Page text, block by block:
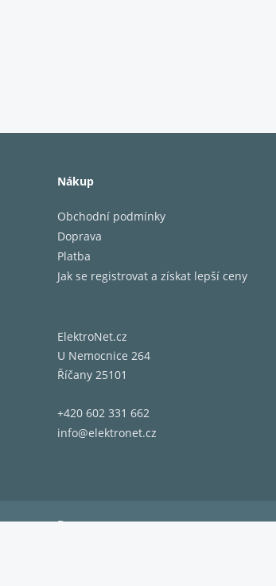
Nákup
Obchodní podmínky
Doprava
Platba
Jak se registrovat a získat lepší ceny
ElektroNet.cz
U Nemocnice 264
Říčany 25101
+420 602 331 662
info@elektronet.cz
Doprava